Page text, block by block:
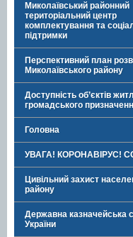
Миколаївський районний
територіальний центр
комплектування та
підтримки
Перспективний план
Миколаївського району
Доступність об’єктів
громадського
Головна
УВАГА! КОРОНАВІРУС!
Цивільний захист
району
Державна казначейська
України